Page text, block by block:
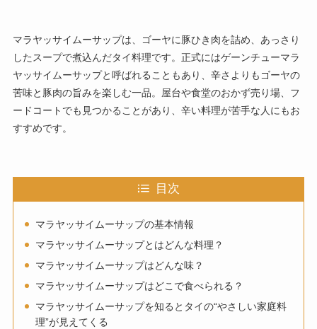
マラヤッサイムーサップは、ゴーヤに豚ひき肉を詰め、あっさり
したスープで煮込んだタイ料理です。正式にはゲーンチューマラ
ヤッサイムーサップと呼ばれることもあり、辛さよりもゴーヤの
苦味と豚肉の旨みを楽しむ一品。屋台や食堂のおかず売り場、フ
ードコートでも見つかることがあり、辛い料理が苦手な人にもお
すすめです。
目次
マラヤッサイムーサップの基本情報
マラヤッサイムーサップとはどんな料理？
マラヤッサイムーサップはどんな味？
マラヤッサイムーサップはどこで食べられる？
マラヤッサイムーサップを知るとタイの“やさしい家庭料
理”が見えてくる